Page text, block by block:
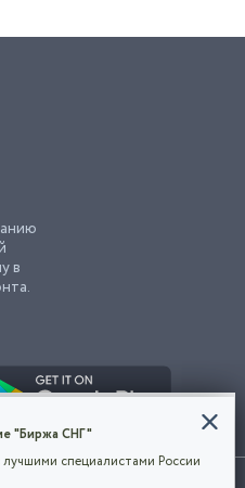
в
объявлений, означает
сделать
"Биржа СНГ"
специалистами России